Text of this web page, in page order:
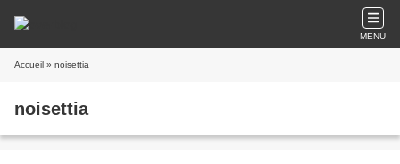
MENU
Accueil » noisettia
noisettia